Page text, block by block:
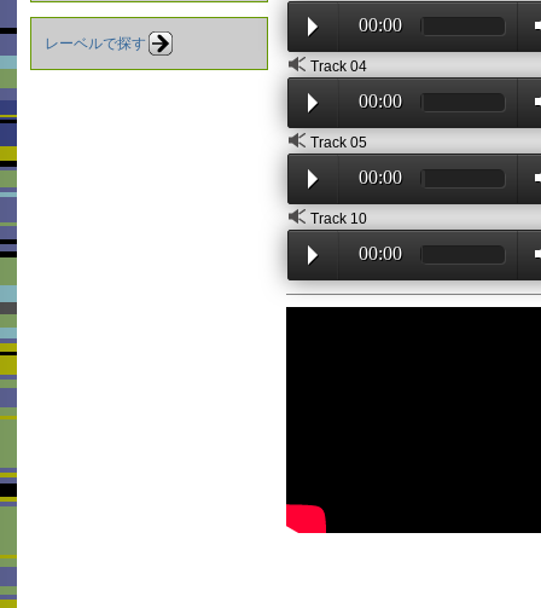
レーベルで探す
00:00
Track 04
00:00
Track 05
00:00
Track 10
00:00